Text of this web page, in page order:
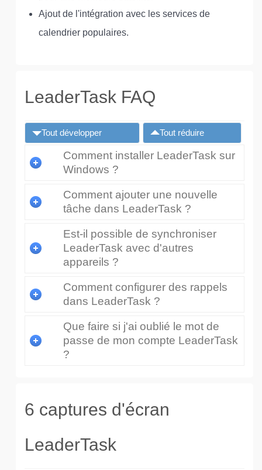
Ajout de l'intégration avec les services de
calendrier populaires.
LeaderTask FAQ
Tout développer Tout réduire
Comment installer LeaderTask sur
Windows ?
Comment ajouter une nouvelle
tâche dans LeaderTask ?
Est-il possible de synchroniser
LeaderTask avec d'autres
appareils ?
Comment configurer des rappels
dans LeaderTask ?
Que faire si j'ai oublié le mot de
passe de mon compte LeaderTask
?
6 captures d'écran
LeaderTask